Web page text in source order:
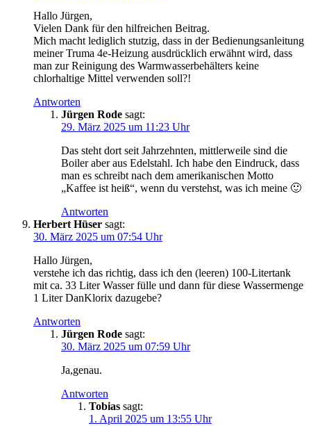
Hallo Jürgen,
Vielen Dank für den hilfreichen Beitrag.
Mich macht lediglich stutzig, dass in der Bedienungsanleitung
meiner Truma 4e-Heizung ausdrücklich erwähnt wird, dass
man zur Reinigung des Warmwasserbehälters keine
chlorhaltige Mittel verwenden soll?!
Antworten
Jürgen Rode sagt:
29. März 2025 um 11:23 Uhr
Das steht dort seit Jahrzehnten, mittlerweile sind die
Boiler aber aus Edelstahl. Ich habe den Eindruck, dass
man es schreibt nach dem amerikanischen Motto
„Kaffee ist heiß“, wenn du verstehst, was ich meine 🙂
Antworten
Herbert Hüser sagt:
30. März 2025 um 07:54 Uhr
Hallo Jürgen,
verstehe ich das richtig, dass ich den (leeren) 100-Litertank
mit ca. 33 Liter Wasser fülle und dann für diese Wassermenge
1 Liter DanKlorix dazugebe?
Antworten
Jürgen Rode sagt:
30. März 2025 um 07:59 Uhr
Ja,genau.
Antworten
Tobias sagt:
1. April 2025 um 13:55 Uhr